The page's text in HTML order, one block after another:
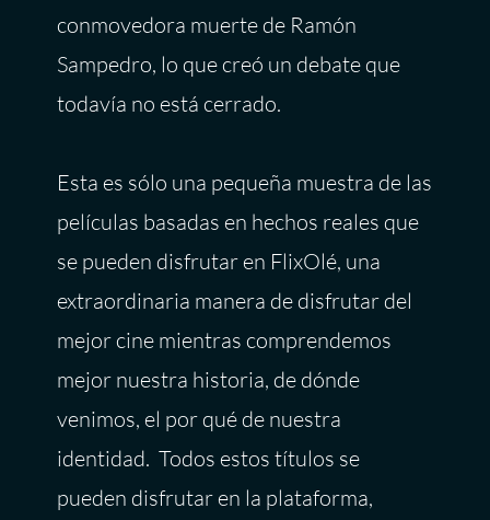
conmovedora muerte de Ramón
Sampedro, lo que creó un debate que
todavía no está cerrado.
Esta es sólo una pequeña muestra de las
películas basadas en hechos reales que
se pueden disfrutar en FlixOlé, una
extraordinaria manera de disfrutar del
mejor cine mientras comprendemos
mejor nuestra historia, de dónde
venimos, el por qué de nuestra
identidad. Todos estos títulos se
pueden disfrutar en la plataforma,